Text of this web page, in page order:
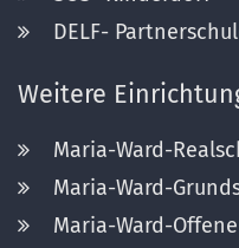
DELF-
Weitere
Maria-Ward-
Maria-Ward-
Maria-Ward-